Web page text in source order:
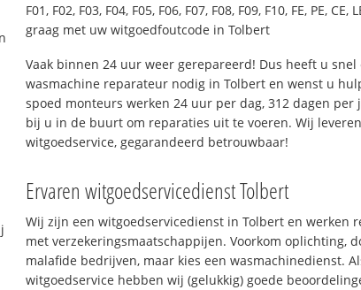
F01, F02, F03, F04, F05, F06, F07, F08, F09, F10, FE, PE,
graag met uw witgoedfoutcode in Tolbert
Vaak binnen 24 uur weer gerepareerd! Dus heeft u snel
wasmachine reparateur nodig in Tolbert en wenst u
spoed monteurs werken 24 uur per dag, 312 dagen per
bij u in de buurt om reparaties uit te voeren. Wij
witgoedservice, gegarandeerd betrouwbaar!
Ervaren witgoedservicedienst Tolbert
Wij zijn een witgoedservicedienst in Tolbert en werken
met verzekeringsmaatschappijen. Voorkom oplichting,
malafide bedrijven, maar kies een wasmachinedienst.
witgoedservice hebben wij (gelukkig) goede